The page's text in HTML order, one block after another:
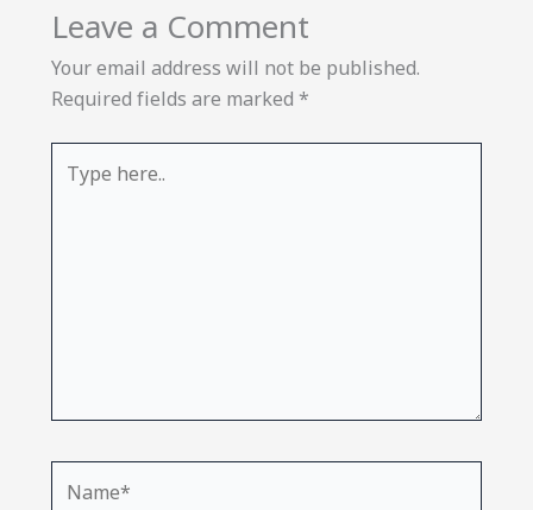
Leave a Comment
Your email address will not be published.
Required fields are marked*
here..